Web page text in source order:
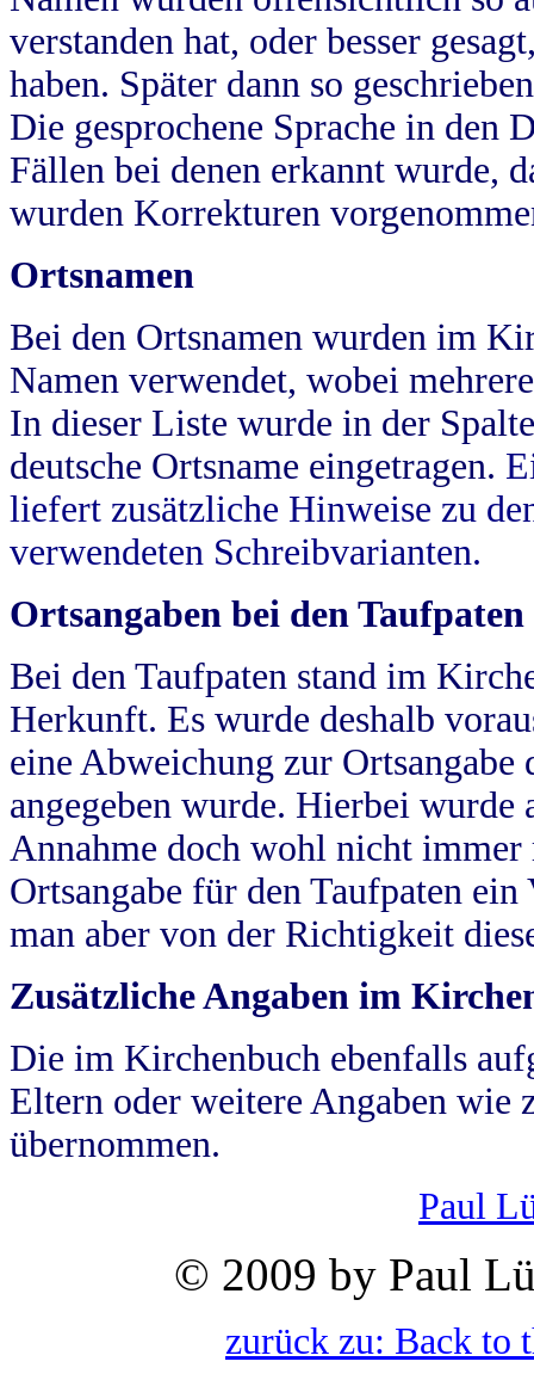
verstanden hat, oder besser
haben. Später dann so
Die gesprochene Sprache in
Fällen bei denen erkannt wurde,
wurden Korrekturen
Ortsnamen
Bei den Ortsnamen wurden im
Namen verwendet, wobei
In dieser Liste wurde in der
deutsche Ortsname eingetragen.
liefert zusätzliche Hinweise zu
verwendeten Schreibvarianten.
Ortsangaben bei den Taufpaten
Bei den Taufpaten stand im
Herkunft. Es wurde deshalb
eine Abweichung zur
angegeben wurde. Hierbei wurde
Annahme doch wohl nicht
Ortsangabe für den Taufpaten
man aber von der Richtigkeit
Zusätzliche Angaben im
Die im Kirchenbuch ebenfalls
Eltern oder weitere Angaben wie
übernommen.
Paul
© 2009 by Paul
zurück zu: Back to